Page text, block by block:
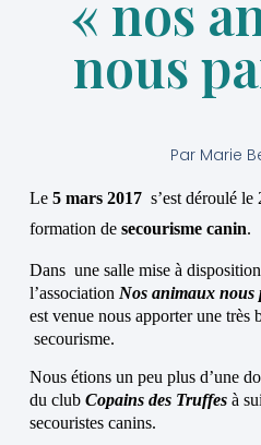
nous
ParMarie
Le 5 mars 2017s’est déroulé le
formation de secourisme canin.
Dans une salle mise à
l’association Nos animaux nous
est venue nous apporter une
secourisme.
Nous étions un peu plus d’une
du club Copains des Truffesà
secouristes canins.